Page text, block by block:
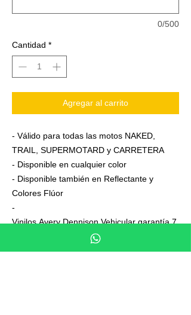
0/500
Cantidad *
Agregar al carrito
- Válido para todas las motos NAKED,
TRAIL, SUPERMOTARD y CARRETERA
- Disponible en cualquier color
- Disponible también en Reflectante y
Colores Flúor
-
Vinilos Avery Dennison Vehicular garantía 7
- Junto a su pedido se adjuntan unas